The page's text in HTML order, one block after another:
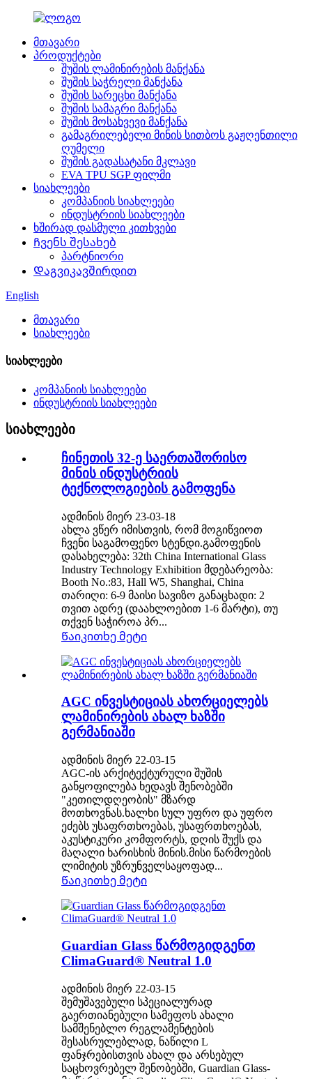
მთავარი
პროდუქტები
შუშის ლამინირების მანქანა
შუშის საჭრელი მანქანა
შუშის სარეცხი მანქანა
შუშის სამაგრი მანქანა
შუშის მოსახვევი მანქანა
გამაგრილებელი მინის სითბოს გაჟღენთილი
ღუმელი
შუშის გადასატანი მკლავი
EVA TPU SGP ფილმი
სიახლეები
კომპანიის სიახლეები
ინდუსტრიის სიახლეები
ხშირად დასმული კითხვები
Ჩვენს შესახებ
პარტნიორი
Დაგვიკავშირდით
English
მთავარი
სიახლეები
სიახლეები
კომპანიის სიახლეები
ინდუსტრიის სიახლეები
სიახლეები
ჩინეთის 32-ე საერთაშორისო
მინის ინდუსტრიის
ტექნოლოგიების გამოფენა
ადმინის მიერ 23-03-18
ახლა ვწერ იმისთვის, რომ მოგიწვიოთ
ჩვენი საგამოფენო სტენდი.გამოფენის
დასახელება: 32th China International Glass
Industry Technology Exhibition მდებარეობა:
Booth No.:83, Hall W5, Shanghai, China
თარიღი: 6-9 მაისი სავიზო განაცხადი: 2
თვით ადრე (დაახლოებით 1-6 მარტი), თუ
თქვენ საჭიროა პრ...
Წაიკითხე მეტი
AGC ინვესტიციას ახორციელებს
ლამინირების ახალ ხაზში
გერმანიაში
ადმინის მიერ 22-03-15
AGC-ის არქიტექტურული შუშის
განყოფილება ხედავს შენობებში
"კეთილდღეობის" მზარდ
მოთხოვნას.ხალხი სულ უფრო და უფრო
ეძებს უსაფრთხოებას, უსაფრთხოებას,
აკუსტიკური კომფორტს, დღის შუქს და
მაღალი ხარისხის მინის.მისი წარმოების
ლიმიტის უზრუნველსაყოფად...
Წაიკითხე მეტი
Guardian Glass წარმოგიდგენთ
ClimaGuard® Neutral 1.0
ადმინის მიერ 22-03-15
შემუშავებული სპეციალურად
გაერთიანებული სამეფოს ახალი
სამშენებლო რეგლამენტების
შესასრულებლად, ნაწილი L
ფანჯრებისთვის ახალ და არსებულ
საცხოვრებელ შენობებში, Guardian Glass-